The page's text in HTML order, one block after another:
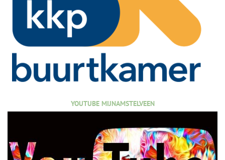
YOUTUBE MIJNAMSTELVEEN